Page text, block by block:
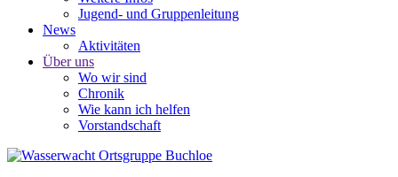
Jugend- und Gruppenleitung
News
Aktivitäten
Über uns
Wo wir sind
Chronik
Wie kann ich helfen
Vorstandschaft